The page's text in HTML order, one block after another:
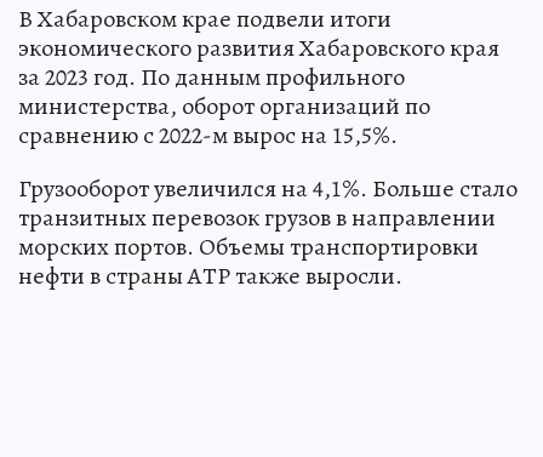
В Хабаровском крае подвели итоги
экономического развития Хабаровского края
за 2023 год. По данным профильного
министерства, оборот организаций по
сравнению с 2022-м вырос на 15,5%.
Грузооборот увеличился на 4,1%. Больше стало
транзитных перевозок грузов в направлении
морских портов. Объемы транспортировки
нефти в страны АТР также выросли.